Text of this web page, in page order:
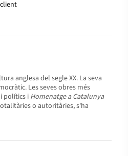
anglesa del segle XX. La seva
Les seves obres més
polítics i Homenatge a Catalunya
o autoritàries, s'ha